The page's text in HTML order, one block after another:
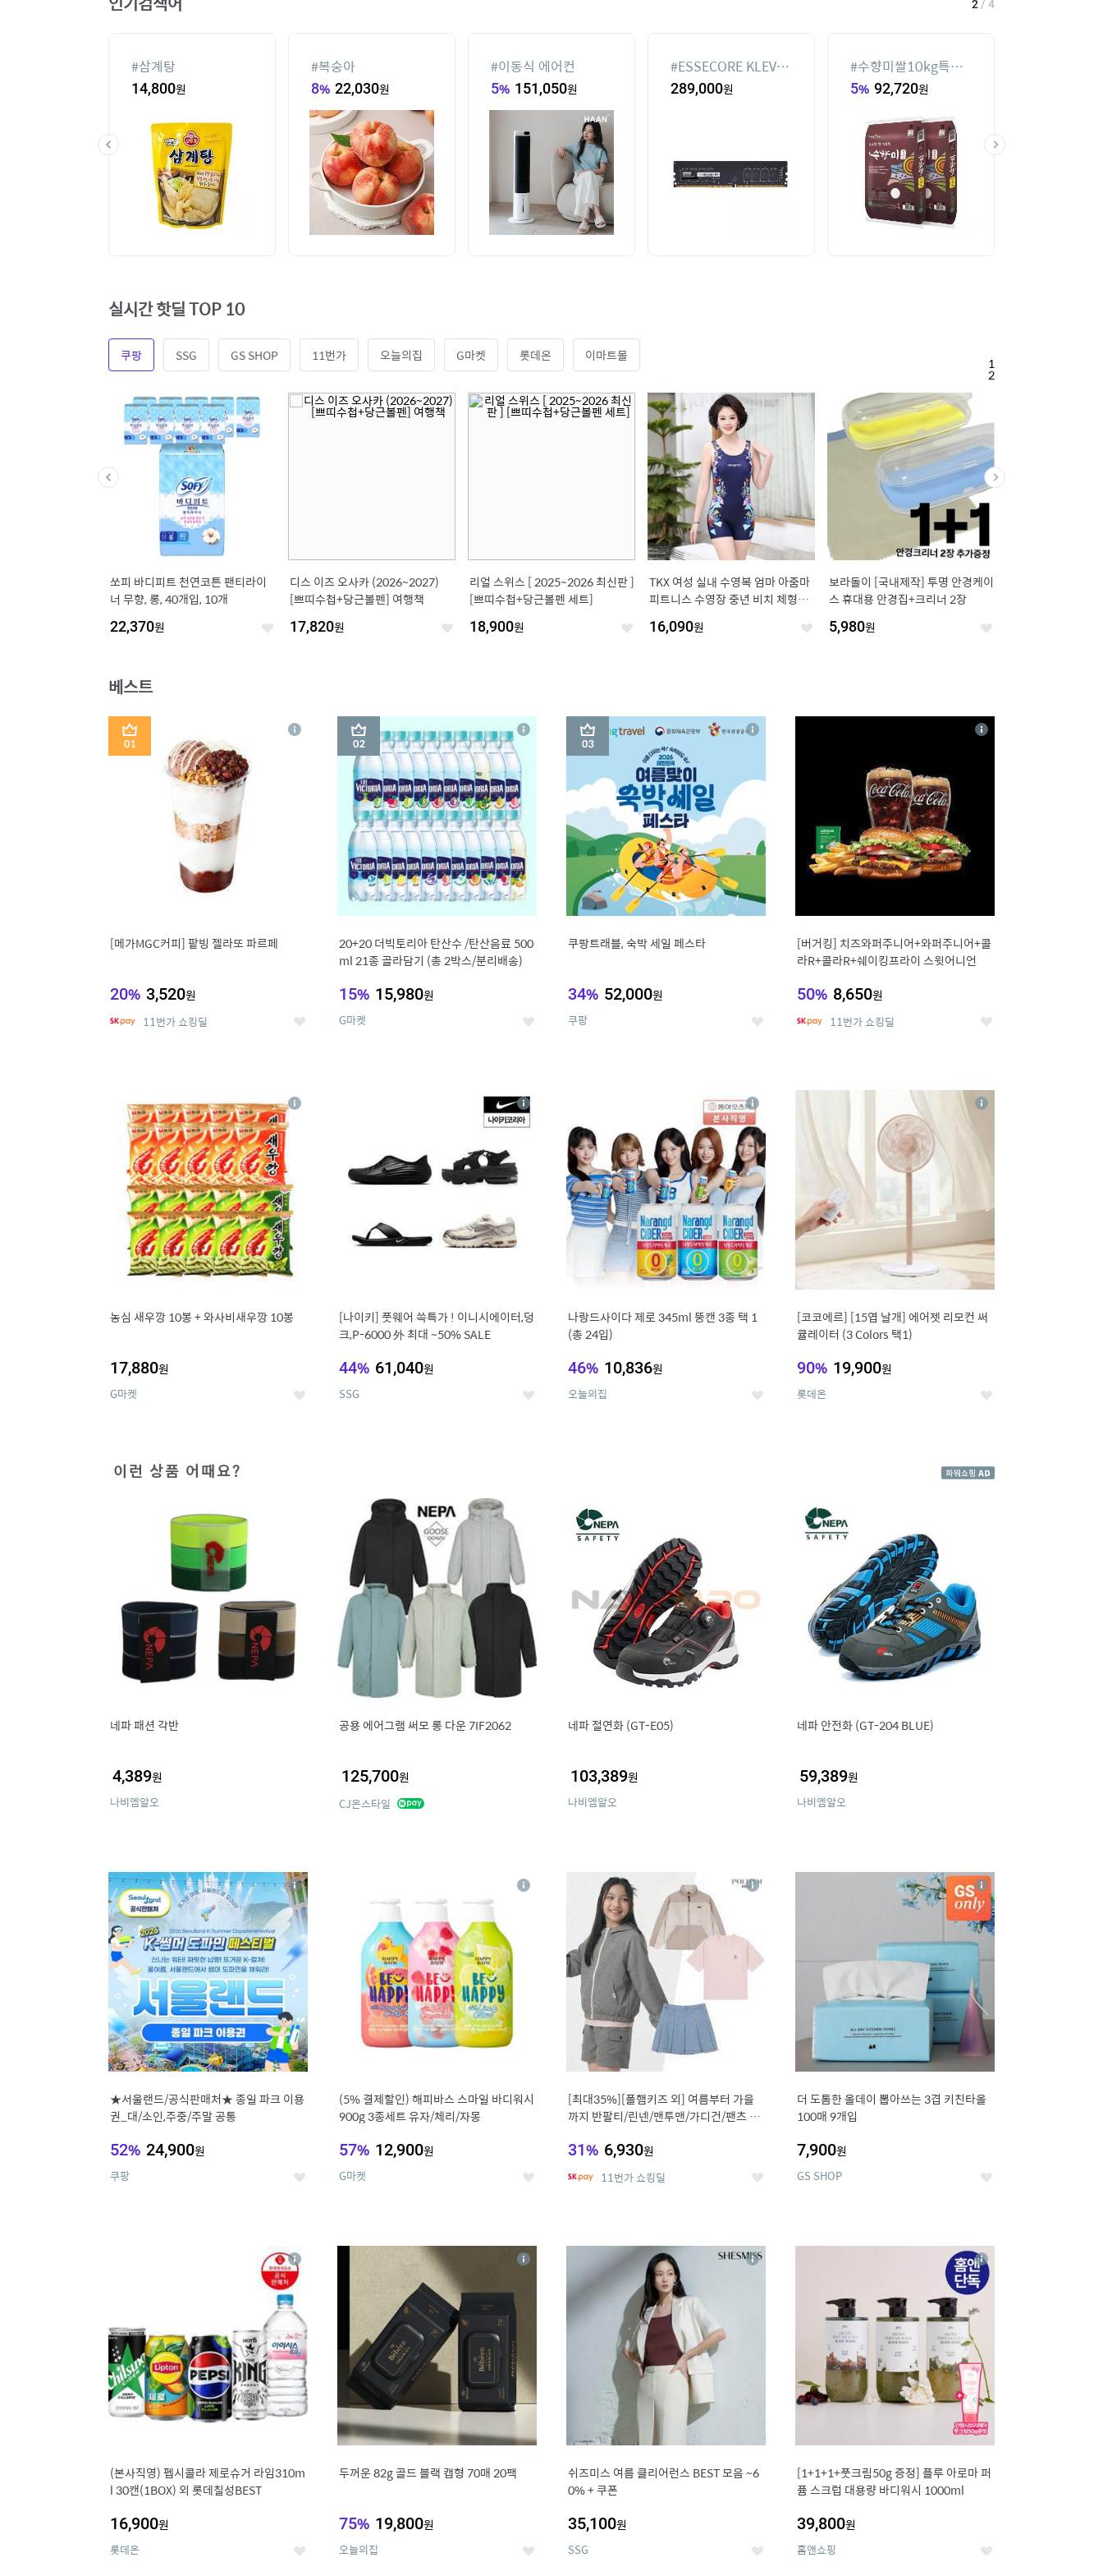
#삼계탕
14,800원
#복숭아
8% 22,030원
#이동식 에어컨
5% 151,050원
#ESSECORE KLEVV
DDR4-3200 CL22
289,000원
#수향미쌀10kg특등
급
5% 92,720원
2 / 4
실시간 핫딜 TOP 10
쿠팡 SSG GS SHOP 11번가 오늘의집 G마켓 롯데온 이마트몰
쏘피 바디피트 천연코튼 팬티라이
너 무향, 롱, 40개입, 10개
22,370원 좋
디스 이즈 오사카 (2026~2027)
[쁘띠수첩+당근볼펜] 여행책
17,820원 좋
리얼 스위스 [ 2025~2026 최신판 ]
[쁘띠수첩+당근볼펜 세트]
18,900원 좋
TKX 여성 실내 수영복 엄마 아줌마
피트니스 수영장 중년 비치 체형커
이즈
16,090원 좋
보라돌이 [국내제작] 투명 안경케이
스 휴대용 안경집+크리너 2장
5,980원 좋
1
2
베스트
1
[메가MGC커피] 팥빙 젤라또 파르페
20% 3,520원
11번가 쇼킹딜 좋
상
2
20+20 더빅토리아 탄산수 /탄산음료 500
ml 21종 골라담기 (총 2박스/분리배송)
15% 15,980원
G마켓 좋
상
3
쿠팡트래블, 숙박 세일 페스타
34% 52,000원
쿠팡 좋
상
4
[버거킹] 치즈와퍼주니어+와퍼주니어+콜
라R+콜라R+쉐이킹프라이 스윗어니언
50% 8,650원
11번가 쇼킹딜 좋
상
농심 새우깡 10봉 + 와사비새우깡 10봉
17,880원
G마켓 좋
상
[나이키] 풋웨어 쓱특가 ! 이니시에이터,덩
크,P-6000 外 최대 ~50% SALE
44% 61,040원
SSG 좋
상
세
나랑드사이다 제로 345ml 뚱캔 3종 택 1
(총 24입)
46% 10,836원
오늘의집 좋
상
세
8
[코코에르] [15엽 날개] 에어젯 리모컨 써
큘레이터 (3 Colors 택1)
90% 19,900원
롯데온 좋
상
이런 상품 어때요?
네파 패션 각반
4,389원
나비엠알오
공용 에어그램 써모 롱 다운 7IF2062
125,700원
CJ온스타일
네파 절연화 (GT-E05)
103,389원
나비엠알오
네파 안전화 (GT-204 BLUE)
59,389원
나비엠알오
9
★서울랜드/공식판매처★ 종일 파크 이용
권_대/소인,주중/주말 공통
52% 24,900원
쿠팡 좋
상
세
(5% 결제할인) 해피바스 스마일 바디워시
900g 3종세트 유자/체리/자몽
57% 12,900원
G마켓 좋
상
[최대35%][폴햄키즈 외] 여름부터 가을
까지 반팔티/린넨/맨투맨/가디건/팬츠 외
31% 6,930원
11번가 쇼킹딜 좋
상
12
더 도톰한 올데이 뽑아쓰는 3겹 키친타올
100매 9개입
7,900원
GS SHOP 좋
상
세
(본사직영) 펩시콜라 제로슈거 라임310m
l 30캔(1BOX) 외 롯데칠성BEST
16,900원
롯데온 좋
상
세
14
두꺼운 82g 골드 블랙 캡형 70매 20팩
75% 19,800원
오늘의집 좋
상
15
쉬즈미스 여름 클리어런스 BEST 모음 ~6
0% + 쿠폰
35,100원
SSG 좋
상
16
[1+1+1+풋크림50g 증정] 플루 아로마 퍼
퓸 스크럽 대용량 바디워시 1000ml
39,800원
홈앤쇼핑 좋
상
세